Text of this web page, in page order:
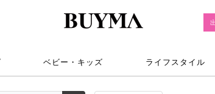
ベビー・キッズ ライフスタイル